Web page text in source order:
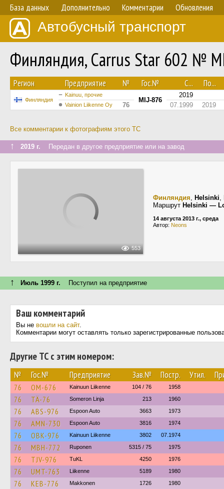
База данных Дополнительно Комментарии Обновления
Автобусный транспорт
Финляндия, Carrus Star 602 №
Регион Предприятие № Гос.№ С... По...
Финляндия
Kainuu, прочие
MIJ-876
2019
Vainion Liikenne Oy 76 07.1999 2019
Все комментарии к фотографиям этого ТС
↑ 2019 г. Передан в другое предприятие или на завод
553
Финляндия, Helsinki,
Маршрут Helsinki —
14 августа 2013 г., среда
Автор: Neons
↑ Июль 1999 г. Поступил на предприятие
Ваш комментарий
Вы не вошли на сайт.
Комментарии могут оставлять только зарегистрированные
Другие ТС с этим номером:
№ Гос.№ Предприятие Зав.№ Постр. Утил.
76 OM-676 Kainuun Liikenne 104 / 76 1958
76 TÄ-76 Someron Linja 213 1960
76 ABS-976 Espoon Auto 3663 1973
76 AMN-730 Espoon Auto 3816 1974
76 OBK-976 Kainuun Liikenne 3802 07.1974
76 MBH-772 Ruponen 5315 / 75 1975
76 TJV-976 TuKL 4250 1976
76 UMT-763 Liikenne 5189 1980
76 KEB-776 Makkonen 1726 1980